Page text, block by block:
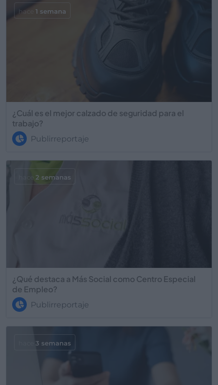
¿Cuál es el mejor calzado de seguridad para el
trabajo?
Publirreportaje
hace 1 semana
¿Qué destaca a Más Social como Centro Especial
de Empleo?
Publirreportaje
hace 2 semanas
3 semanas